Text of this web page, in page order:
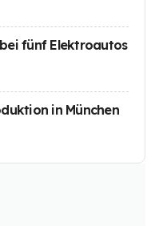
fünf Elektroautos
in München